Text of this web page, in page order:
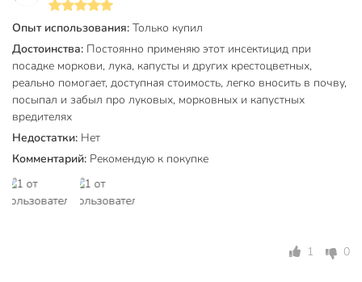
Опыт использования: Только купил
Достоинства: Постоянно применяю этот инсектицид при
посадке моркови, лука, капусты и других крестоцветных,
реально помогает, доступная стоимость, легко вносить в почву,
посыпал и забыл про луковых, морковных и капустных
вредителях
Недостатки: Нет
Комментарий: Рекомендую к покупке
1 0